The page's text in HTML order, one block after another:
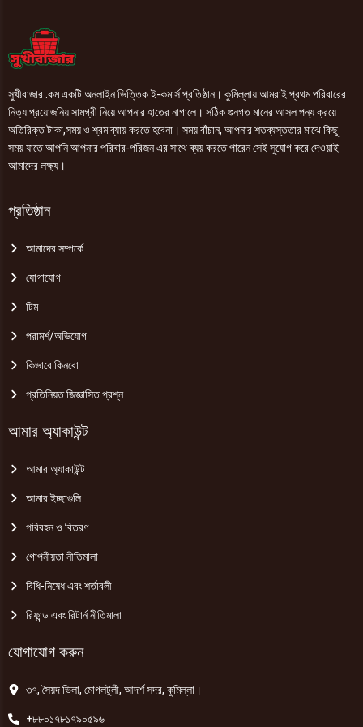
সুখীবাজার .কম একটি অনলাইন ভিত্তিক ই-কমার্স প্রতিষ্ঠান। কুমিল্লায় আমরাই প্রথম পরিবারের
নিত্য প্রয়োজনিয় সামগ্রী নিয়ে আপনার হাতের নাগালে। সঠিক গুনগত মানের আসল পন্য ক্রয়ে
অতিরিক্ত টাকা,সময় ও শ্রম ব্যায় করতে হবেনা। সময় বাঁচান, আপনার শতব্যস্ততার মাঝে কিছু
সময় যাতে আপনি আপনার পরিবার-পরিজন এর সাথে ব্যয় করতে পারেন সেই সুযোগ করে দেওয়াই
আমাদের লক্ষ্য।
প্রতিষ্ঠান
আমাদের সম্পর্কে
যোগাযোগ
টিম
পরামর্শ/অভিযোগ
কিভাবে কিনবো
প্রতিনিয়ত জিজ্ঞাসিত প্রশ্ন
আমার অ্যাকাউন্ট
আমার অ্যাকাউন্ট
আমার ইচ্ছাগুলি
পরিবহন ও বিতরণ
গোপনীয়তা নীতিমালা
বিধি-নিষেধ এবং শর্তাবলী
রিফান্ড এবং রিটার্ন নীতিমালা
যোগাযোগ করুন
৩৭, সৈয়দ ভিলা, মোগলটুলী, আদর্শ সদর, কুমিল্লা।
+৮৮০১৭৮১৭৯০৫৯৬